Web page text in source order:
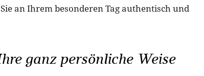
an Ihrem besonderen Tag authentisch und
ganz persönliche Weise